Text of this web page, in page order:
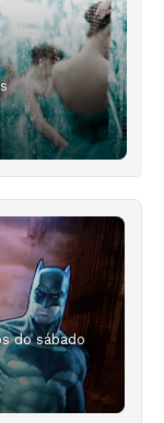
do sábado